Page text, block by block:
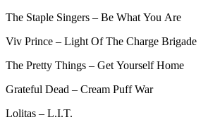
The Staple Singers – Be What You Are
Viv Prince – Light Of The Charge Brigade
The Pretty Things – Get Yourself Home
Grateful Dead – Cream Puff War
Lolitas – L.I.T.